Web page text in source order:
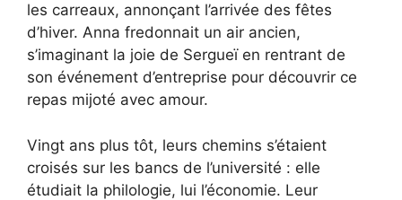
les carreaux, annonçant l’arrivée des fêtes
d’hiver. Anna fredonnait un air ancien,
s’imaginant la joie de Sergueï en rentrant de
son événement d’entreprise pour découvrir ce
repas mijoté avec amour.
Vingt ans plus tôt, leurs chemins s’étaient
croisés sur les bancs de l’université : elle
étudiait la philologie, lui l’économie. Leur